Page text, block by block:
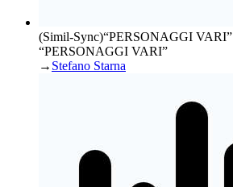
(Simil-Sync)“PERSONAGGI VARI”
“PERSONAGGI VARI”
→ Stefano Starna